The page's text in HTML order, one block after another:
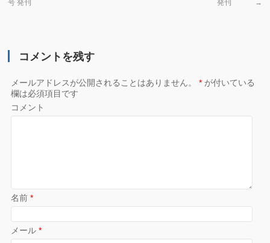
号 発刊
発刊
→
コメントを残す
メールアドレスが公開されることはありません。 * が付いている
欄は必須項目です
コメント
名前*
メール*